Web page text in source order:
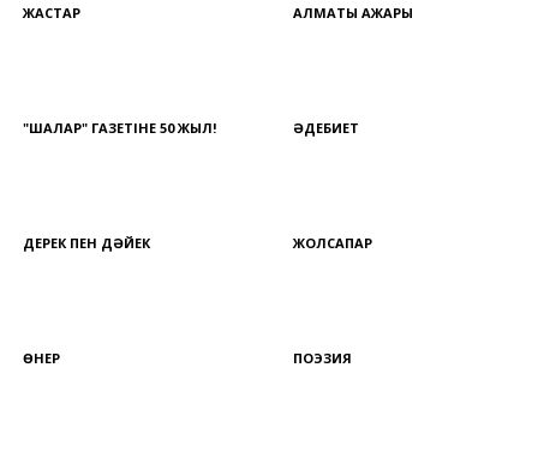
ЖАСТАР АЛМАТЫ АЖАРЫ
"ШАЛҚАР" ГАЗЕТІНЕ 50 ЖЫЛ! ӘДЕБИЕТ
ДЕРЕК ПЕН ДӘЙЕК ЖОЛСАПАР
ӨНЕР ПОЭЗИЯ